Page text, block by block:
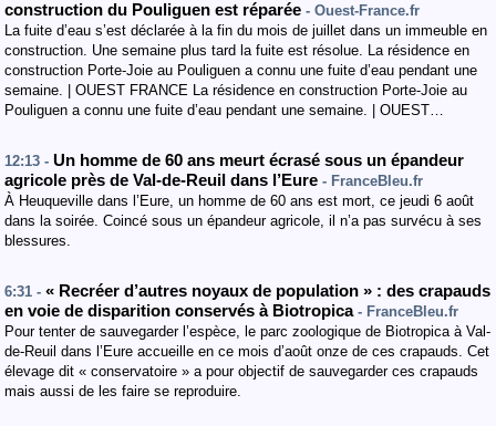
construction du Pouliguen est réparée - Ouest-France.fr
La fuite d’eau s’est déclarée à la fin du mois de juillet dans un immeuble en
construction. Une semaine plus tard la fuite est résolue. La résidence en
construction Porte-Joie au Pouliguen a connu une fuite d’eau pendant une
semaine. | OUEST FRANCE La résidence en construction Porte-Joie au
Pouliguen a connu une fuite d’eau pendant une semaine. | OUEST…
12:13 - Un homme de 60 ans meurt écrasé sous un épandeur
agricole près de Val-de-Reuil dans l’Eure - FranceBleu.fr
À Heuqueville dans l’Eure, un homme de 60 ans est mort, ce jeudi 6 août
dans la soirée. Coincé sous un épandeur agricole, il n’a pas survécu à ses
blessures.
6:31 - « Recréer d’autres noyaux de population » : des crapauds
en voie de disparition conservés à Biotropica - FranceBleu.fr
Pour tenter de sauvegarder l’espèce, le parc zoologique de Biotropica à Val-
de-Reuil dans l’Eure accueille en ce mois d’août onze de ces crapauds. Cet
élevage dit « conservatoire » a pour objectif de sauvegarder ces crapauds
mais aussi de les faire se reproduire.